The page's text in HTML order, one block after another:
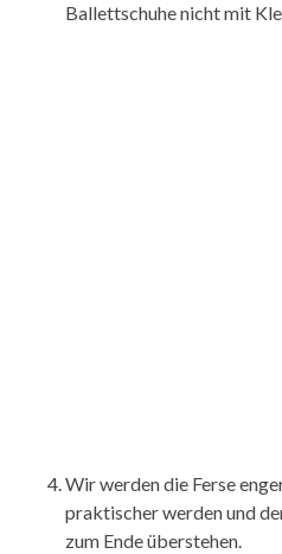
Ballettschuhe nicht mit
Wir werden die Ferse
praktischer werden und
zum Ende überstehen.